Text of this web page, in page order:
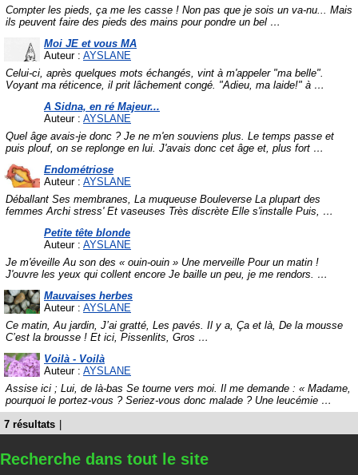
Compter les pieds, ça me les casse ! Non pas que je sois un va-nu... Mais
ils peuvent faire des pieds des mains pour pondre un bel …
Moi JE et vous MA
Auteur : AYSLANE
Celui-ci, après quelques mots échangés, vint à m'appeler "ma belle".
Voyant ma réticence, il prit lâchement congé. "Adieu, ma laide!" à …
A Sidna, en ré Majeur...
Auteur : AYSLANE
Quel âge avais-je donc ? Je ne m'en souviens plus. Le temps passe et
puis plouf, on se replonge en lui. J'avais donc cet âge et, plus fort …
Endométriose
Auteur : AYSLANE
Déballant Ses membranes, La muqueuse Bouleverse La plupart des
femmes Archi stress' Et vaseuses Très discrète Elle s'installe Puis, …
Petite tête blonde
Auteur : AYSLANE
Je m'éveille Au son des « ouin-ouin » Une merveille Pour un matin !
J'ouvre les yeux qui collent encore Je baille un peu, je me rendors. …
Mauvaises herbes
Auteur : AYSLANE
Ce matin, Au jardin, J’ai gratté, Les pavés. Il y a, Ça et là, De la mousse
C’est la brousse ! Et ici, Pissenlits, Gros …
Voilà - Voilà
Auteur : AYSLANE
Assise ici ; Lui, de là-bas Se tourne vers moi. Il me demande : « Madame,
pourquoi le portez-vous ? Seriez-vous donc malade ? Une leucémie …
7 résultats
Recherche dans tout le site